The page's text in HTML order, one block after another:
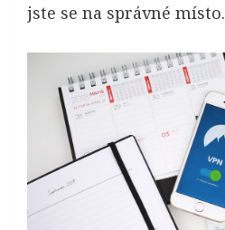
jste se na správné místo.